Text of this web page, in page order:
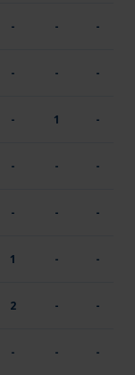
- - -
- - -
- 1 -
- - -
- - -
1 - -
2 - -
- - -